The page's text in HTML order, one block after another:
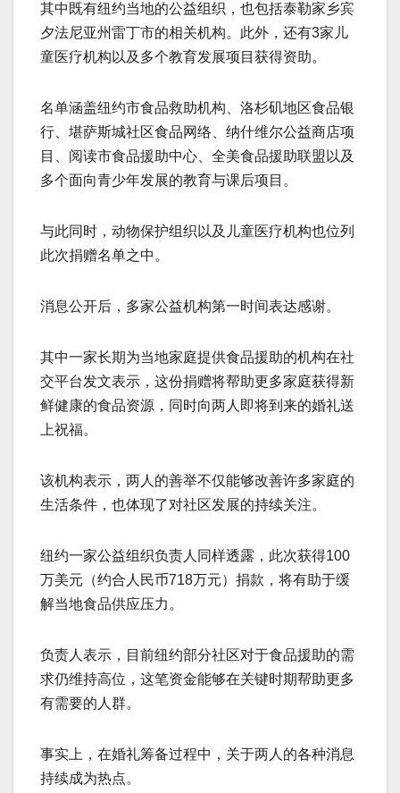
其中既有纽约当地的公益组织，也包括泰勒家乡宾
夕法尼亚州雷丁市的相关机构。此外，还有3家儿
童医疗机构以及多个教育发展项目获得资助。
名单涵盖纽约市食品救助机构、洛杉矶地区食品银
行、堪萨斯城社区食品网络、纳什维尔公益商店项
目、阅读市食品援助中心、全美食品援助联盟以及
多个面向青少年发展的教育与课后项目。
与此同时，动物保护组织以及儿童医疗机构也位列
此次捐赠名单之中。
消息公开后，多家公益机构第一时间表达感谢。
其中一家长期为当地家庭提供食品援助的机构在社
交平台发文表示，这份捐赠将帮助更多家庭获得新
鲜健康的食品资源，同时向两人即将到来的婚礼送
上祝福。
该机构表示，两人的善举不仅能够改善许多家庭的
生活条件，也体现了对社区发展的持续关注。
纽约一家公益组织负责人同样透露，此次获得100
万美元（约合人民币718万元）捐款，将有助于缓
解当地食品供应压力。
负责人表示，目前纽约部分社区对于食品援助的需
求仍维持高位，这笔资金能够在关键时期帮助更多
有需要的人群。
事实上，在婚礼筹备过程中，关于两人的各种消息
持续成为热点。